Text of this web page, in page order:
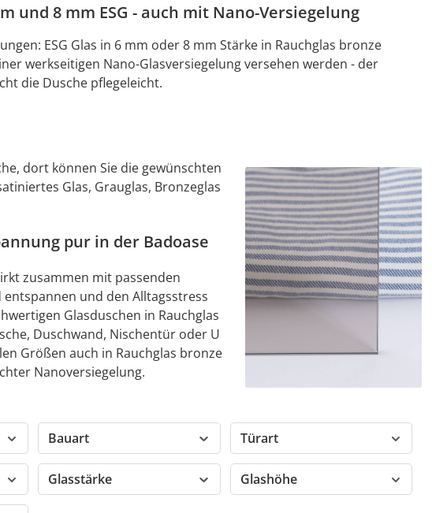
und 8 mm ESG - auch mit Nano-Versiegelung
ESG Glas in 6 mm oder 8 mm Stärke in Rauchglas bronze
werkseitigen Nano-Glasversiegelung versehen werden - der
die Dusche pflegeleicht.
dort können Sie die gewünschten
Glas, Grauglas, Bronzeglas
pur in der Badoase
zusammen mit passenden
und den Alltagsstress
Glasduschen in Rauchglas
Duschwand, Nischentür oder U
Größen auch in Rauchglas bronze
Nanoversiegelung.
Bauart Türart
Glasstärke Glashöhe